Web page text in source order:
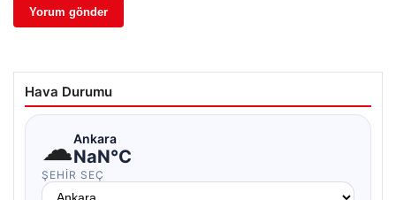
Hava Durumu
☁Ankara
NaN°C
ŞEHIR SEÇ